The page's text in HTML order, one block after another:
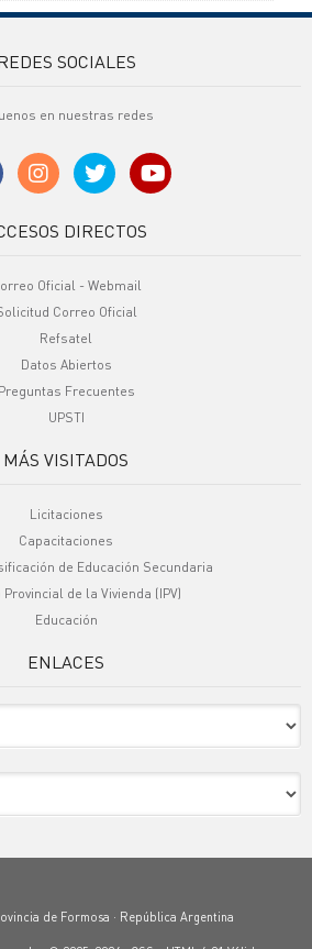
SOCIALES
en nuestras redes
DIRECTOS
Oficial - Webmail
Correo Oficial
Refsatel
Datos Abiertos
Preguntas Frecuentes
UPSTI
MÁS VISITADOS
Licitaciones
Capacitaciones
de Educación Secundaria
de la Vivienda (IPV)
Educación
ENLACES
de Formosa · República Argentina